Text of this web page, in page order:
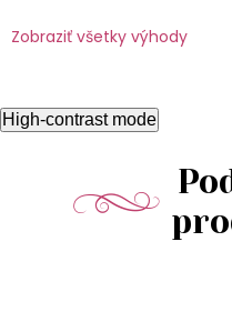
Zobraziť všetky výhody
High-contrast mode